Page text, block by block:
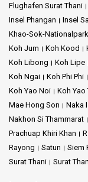
Flughafen Surat Thani
Insel Phangan
Insel
Khao-Sok-Nationalpark
Koh Jum
Koh Kood
Koh Libong
Koh Lipe
Koh Ngai
Koh Phi Phi
Koh Yao Noi
Koh Yao
Mae Hong Son
Naka
Nakhon Si Thammarat
Prachuap Khiri Khan
Rayong
Satun Siem
Surat Thani
Surat